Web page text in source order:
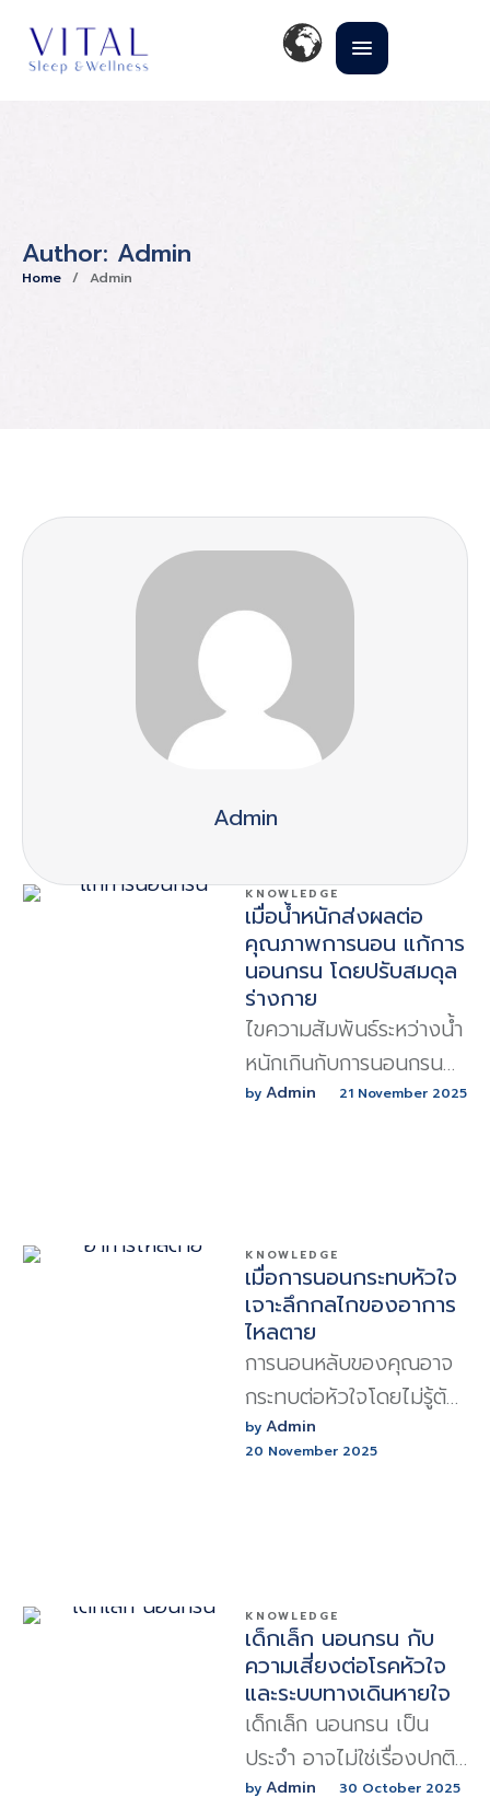
Author: Admin
Home / Admin
Admin
KNOWLEDGE
เมื่อน้ำหนักส่งผลต่อ
คุณภาพการนอน แก้การ
นอนกรน โดยปรับสมดุล
ร่างกาย
ไขความสัมพันธ์ระหว่างน้ำ
หนักเกินกับการนอนกรน
และภาวะหยุดหายใจขณะ
by Admin 21 November 2025
KNOWLEDGE
เมื่อการนอนกระทบหัวใจ
เจาะลึกกลไกของอาการ
ไหลตาย
การนอนหลับของคุณอาจ
กระทบต่อหัวใจโดยไม่รู้ตัว
อาการไหลตายเกิดจาก
ความผิดปกติของหัวใจเต้น
by Admin
20 November 2025
KNOWLEDGE
เด็กเล็ก นอนกรน กับ
ความเสี่ยงต่อโรคหัวใจ
และระบบทางเดินหายใจ
เด็กเล็ก นอนกรน เป็น
ประจำ อาจไม่ใช่เรื่องปกติ
อย่างที่คิด เพราะอาการ
by Admin 30 October 2025